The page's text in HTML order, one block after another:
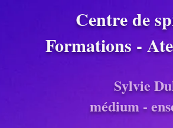
Centre de
Formations -
Sylvie
médium -